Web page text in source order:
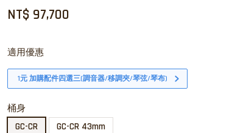
NT$ 97,700
適用優惠
1元 加購配件四選三(調音器/移調夾/琴弦/琴布)
桶身
GC-CR
GC-CR 43mm